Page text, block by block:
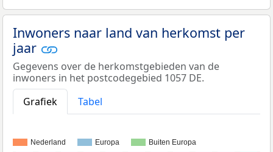
Inwoners naar land van herkomst per
jaar
Gegevens over de herkomstgebieden van de
inwoners in het postcodegebied 1057 DE.
Grafiek
Tabel
Nederland Europa Buiten Europa